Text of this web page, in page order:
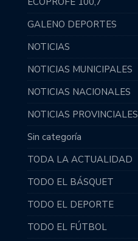
GALENO DEPORTES
NOTICIAS
NOTICIAS MUNICIPALES
NOTICIAS NACIONALES
NOTICIAS PROVINCIALES
Sin categoría
TODA LA ACTUALIDAD
TODO EL BÁSQUET
TODO EL DEPORTE
TODO EL FÚTBOL